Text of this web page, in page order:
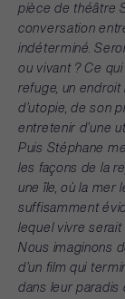
pièce de théâtre
conversation
indéterminé.
ou vivant ? Ce qui
refuge, un endroit
d’utopie, de son
entretenir d’une
Puis Stéphane
les façons de la
une île, où la mer
suffisamment
lequel vivre serait
Nous imaginons
d’un film qui
dans leur paradis